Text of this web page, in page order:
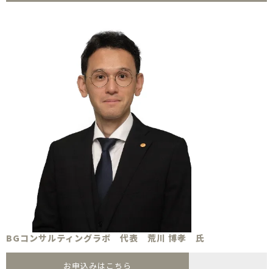
BGコンサルティングラボ 代表 荒川 博孝 氏
お申込みはこちら